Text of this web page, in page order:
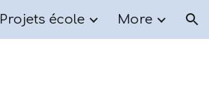
Projets école More